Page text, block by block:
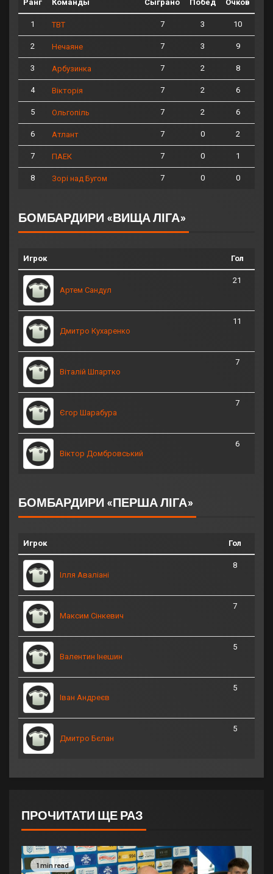
Ранг Команды Сыграно Побед Очков
1 ТВТ 7 3 10
2 Нечаяне 7 3 9
3 Арбузинка 7 2 8
4 Вікторія 7 2 6
5 Ольгопіль 7 2 6
6 Атлант 7 0 2
7 ПАЕК 7 0 1
8 Зорі над Бугом 7 0 0
БОМБАРДИРИ «ВИЩА ЛІГА»
Игрок Гол
Артем Сандул
21
Дмитро Кухаренко
11
Віталій Шпартко
7
Єгор Шарабура
7
Віктор Домбровський
6
БОМБАРДИРИ «ПЕРША ЛІГА»
Игрок Гол
Ілля Аваліані
8
Максим Сінкевич
7
Валентин Інешин
5
Іван Андреєв
5
Дмитро Бєлан
5
ПРОЧИТАТИ ЩЕ РАЗ
1 min read